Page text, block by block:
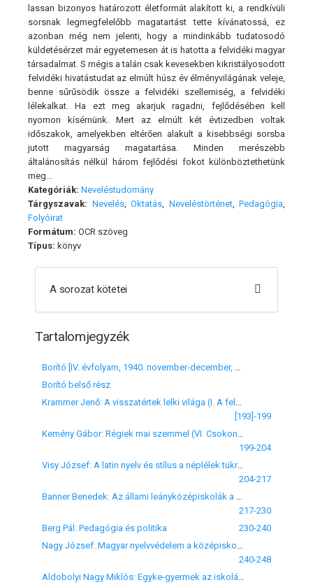
lassan bizonyos határozott életformát alakított ki, a rendkívüli
sorsnak legmegfelelőbb magatartást tette kívánatossá, ez
azonban még nem jelenti, hogy a mindinkább tudatosodó
küldetésérzet már egyetemesen át is hatotta a felvidéki magyar
társadalmat. S mégis a talán csak kevesekben kikristályosodott
felvidéki hivatástudat az elmúlt húsz év élményvilágának veleje,
benne sűrűsödik össze a felvidéki szellemiség, a felvidéki
lélekalkat. Ha ezt meg akarjuk ragadni, fejlődésében kell
nyomon kísérnünk. Mert az elmúlt két évtizedben voltak
időszakok, amelyekben eltérően alakult a kisebbségi sorsba
jutott magyarság magatartása. Minden merészebb
általánosítás nélkül három fejlődési fokot különböztethetünk
meg...
Kategóriák: Neveléstudomány
Tárgyszavak: Nevelés, Oktatás Neveléstörténet, Pedagógia
Folyóirat
Formátum: OCR szöveg
Típus: könyv
A sorozat kötetei
Tartalomjegyzék
Borító belső rész
[193]-199
199-204
Visy József: A latin nyelv és stílus a néplélek tükrében
204-217
217-230
Berg Pál: Pedagógia és politika
230-240
240-248